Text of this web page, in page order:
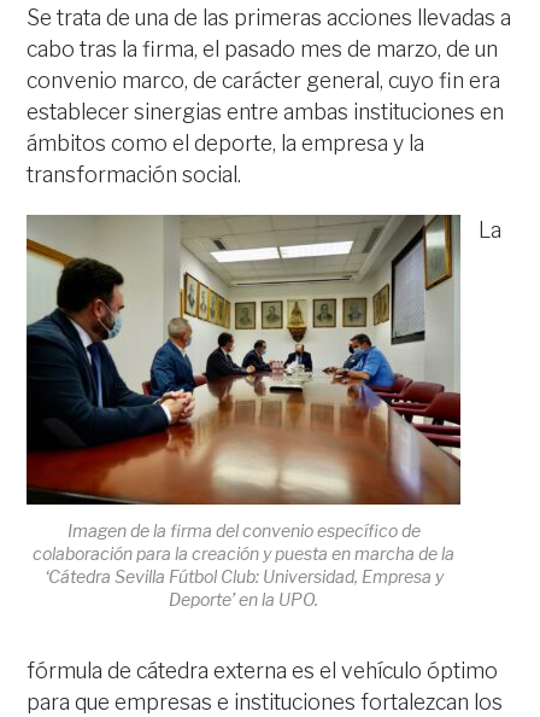
Se trata de una de las primeras acciones llevadas a
cabo tras la firma, el pasado mes de marzo, de un
convenio marco, de carácter general, cuyo fin era
establecer sinergias entre ambas instituciones en
ámbitos como el deporte, la empresa y la
transformación social.
Imagen de la firma del convenio específico de
colaboración para la creación y puesta en marcha de la
‘Cátedra Sevilla Fútbol Club: Universidad, Empresa y
Deporte’ en la UPO.
La
fórmula de cátedra externa es el vehículo óptimo
para que empresas e instituciones fortalezcan los